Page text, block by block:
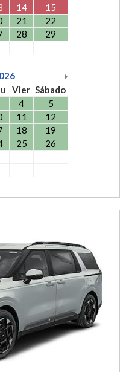
14
15
21
22
28
29
Vier Sábado
4
5
11
12
18
19
25
26